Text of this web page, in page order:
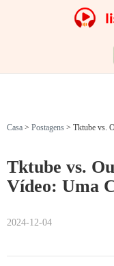
Casa > Postagens > Tktube vs.
Tktube vs.
Vídeo: Uma
2024-12-04